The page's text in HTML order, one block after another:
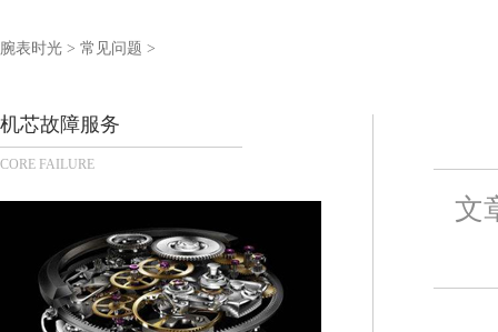
济南市历下区经十路11111号华润中心写字楼（万
广州市天河区天河路230号万菱汇国际中心写字楼
广州市越秀区环市东路371-375号世界贸易中心大
深圳市罗湖区深南东路5001号华润大厦写字楼17
惠州市惠城区江北文昌一路7号华贸大厦写字楼1座
厦门市思明区湖滨东路95号华润大厦写字楼B座11
腕表时光 > 常见问题 >
机芯故障服务
CORE FAILURE
文